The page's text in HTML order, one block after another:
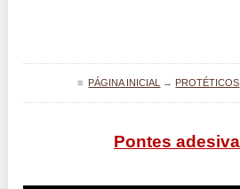
≡ PÁGINA INICIAL → PROTÉTICOS
Pontes